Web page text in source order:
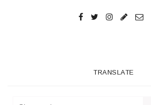
TRANSLATE